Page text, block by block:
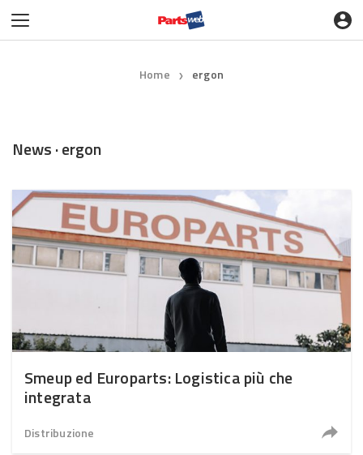
Home ❯ ergon
News · ergon
Smeup ed Europarts: Logistica più che
integrata
Distribuzione